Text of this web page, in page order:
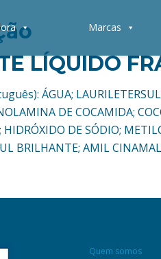
Marcas
LÍQUIDO
ÁGUA;
DE COCAMIDA;
HIDRÓXIDO DE SÓDIO;
BRILHANTE; AMIL
Quem somos